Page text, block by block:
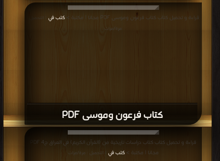
كتاب فرعون وموسى PDF
قراءة و تحميل كتاب كتاب فرعون وموسى PDF مجانا | مكتبة > كتب في
| التحميل :
مرة/مرات
قراءة و تحميل كتاب كتاب دراسات تاريخية من (القرآن الكريم) في العراق ج4 PDF
مجانا | مكتبة >كتب في | التحميل : مرة/مرات